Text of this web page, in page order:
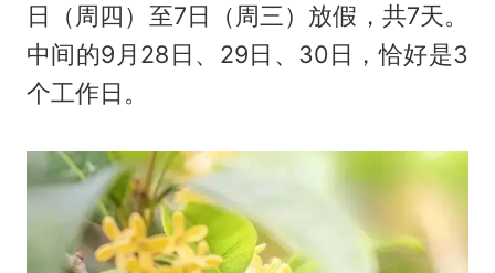
日（周四）至7日（周三）放假，共7天。
中间的9月28日、29日、30日，恰好是3
个工作日。